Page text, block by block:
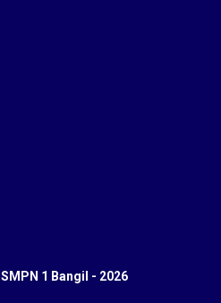
SMPN 1 Bangil - 2026